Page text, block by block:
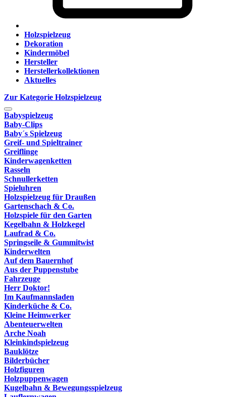
Holzspielzeug
Dekoration
Kindermöbel
Hersteller
Herstellerkollektionen
Aktuelles
Zur Kategorie Holzspielzeug
Babyspielzeug
Baby-Clips
Baby´s Spielzeug
Greif- und Spieltrainer
Greiflinge
Kinderwagenketten
Rasseln
Schnullerketten
Spieluhren
Holzspielzeug für Draußen
Gartenschach & Co.
Holzspiele für den Garten
Kegelbahn & Holzkegel
Laufrad & Co.
Springseile & Gummitwist
Kinderwelten
Auf dem Bauernhof
Aus der Puppenstube
Fahrzeuge
Herr Doktor!
Im Kaufmannsladen
Kinderküche & Co.
Kleine Heimwerker
Abenteuerwelten
Arche Noah
Kleinkindspielzeug
Bauklötze
Bilderbücher
Holzfiguren
Holzpuppenwagen
Kugelbahn & Bewegungsspielzeug